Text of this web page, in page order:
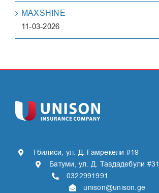
MAXSHINE
11-03-2026
Тбилиси, ул. Д. Гамрекели #19
Батуми, ул. Д. Тавдадебули #31
0322991991
unison@unison.ge